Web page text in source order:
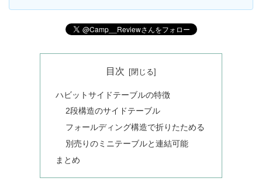
目次
ハビットサイドテーブルの特徴
2段構造のサイドテーブル
フォールディング構造で折りたためる
別売りのミニテーブルと連結可能
まとめ